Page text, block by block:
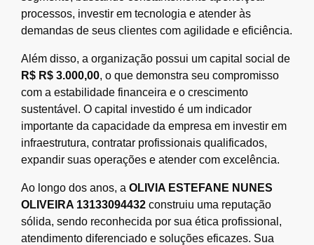
processos, investir em tecnologia e atender às
demandas de seus clientes com agilidade e eficiência.
Além disso, a organização possui um capital social de
R$ R$ 3.000,00, o que demonstra seu compromisso
com a estabilidade financeira e o crescimento
sustentável. O capital investido é um indicador
importante da capacidade da empresa em investir em
infraestrutura, contratar profissionais qualificados,
expandir suas operações e atender com excelência.
Ao longo dos anos, a OLIVIA ESTEFANE NUNES
OLIVEIRA 13133094432 construiu uma reputação
sólida, sendo reconhecida por sua ética profissional,
atendimento diferenciado e soluções eficazes. Sua